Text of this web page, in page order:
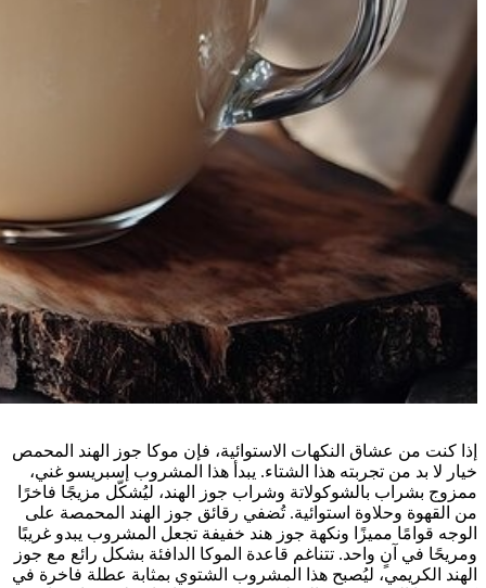
إذا كنت من عشاق النكهات الاستوائية، فإن موكا جوز الهند المحمص
خيار لا بد من تجربته هذا الشتاء. يبدأ هذا المشروب إسبريسو غني،
ممزوج بشراب بالشوكولاتة وشراب جوز الهند، ليُشكّل مزيجًا فاخرًا
من القهوة وحلاوة استوائية. تُضفي رقائق جوز الهند المحمصة على
الوجه قوامًا مميزًا ونكهة جوز هند خفيفة تجعل المشروب يبدو غريبًا
ومريحًا في آنٍ واحد. تتناغم قاعدة الموكا الدافئة بشكل رائع مع جوز
الهند الكريمي، ليُصبح هذا المشروب الشتوي بمثابة عطلة فاخرة في